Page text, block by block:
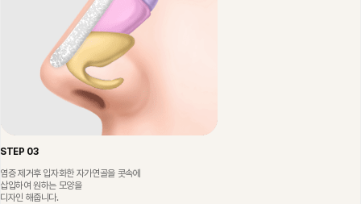
STEP 03
염증 제거후 입자화한 자가연골을 콧속에
삽입하여 원하는 모양을
디자인 해줍니다.